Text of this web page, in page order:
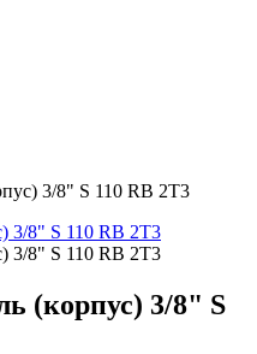
3/8" S 110 RB 2Т3
(корпус) 3/8" S